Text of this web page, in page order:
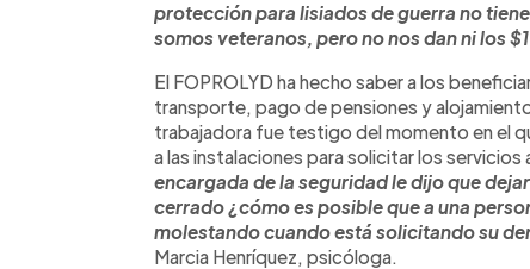
protección para lisiados de guerra no
somos veteranos, pero no nos dan ni los
El FOPROLYD ha hecho saber a los
transporte, pago de pensiones y
trabajadora fue testigo del momento en el
a las instalaciones para solicitar los
encargada de la seguridad le dijo que
cerrado ¿cómo es posible que a una
molestando cuando está solicitando su
Marcia Henríquez, psicóloga.